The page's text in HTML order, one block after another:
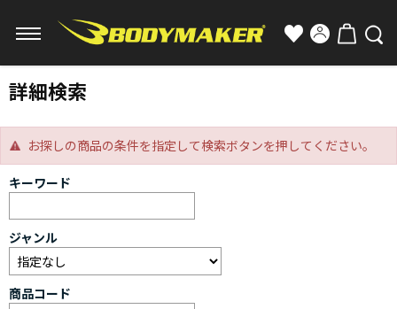
詳細検索
お探しの商品の条件を指定して検索ボタンを押してください。
キーワード
ジャンル
商品コード